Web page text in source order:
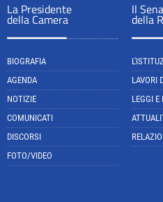
La Presidente
della Camera
BIOGRAFIA
AGENDA
NOTIZIE
COMUNICATI
DISCORSI
FOTO/VIDEO
Il
della
LAVORI
LEGGI E